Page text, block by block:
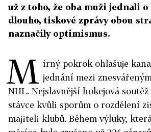
už z toho, že oba muži jednali o
dlouho, tiskové zprávy obou
naznačily optimismus.
M írný pokrok ohlašuje
jednání mezi
NHL. Nejslavnější hokejová soutěž
stávce kvůli sporům o rozdělení
majiteli klubů. Během výluky,